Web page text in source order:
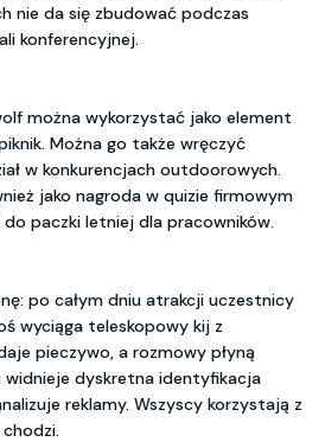
nie da się zbudować podczas
konferencyjnej.
można wykorzystać jako element
Można go także wręczyć
w konkurencjach outdoorowych.
jako nagroda w quizie firmowym
paczki letniej dla pracowników.
po całym dniu atrakcji uczestnicy
wyciąga teleskopowy kij z
pieczywo, a rozmowy płyną
widnieje dyskretna identyfikacja
reklamy. Wszyscy korzystają z